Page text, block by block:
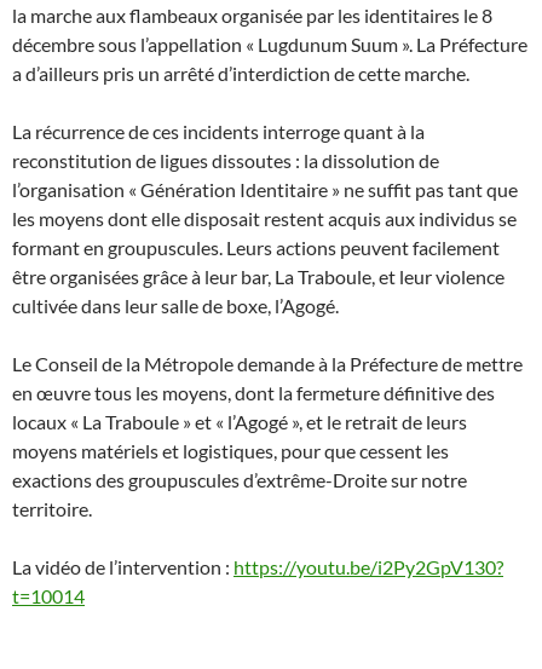
la marche aux flambeaux organisée par les identitaires le 8
décembre sous l’appellation « Lugdunum Suum ». La Préfecture
a d’ailleurs pris un arrêté d’interdiction de cette marche.
La récurrence de ces incidents interroge quant à la
reconstitution de ligues dissoutes : la dissolution de
l’organisation « Génération Identitaire » ne suffit pas tant que
les moyens dont elle disposait restent acquis aux individus se
formant en groupuscules. Leurs actions peuvent facilement
être organisées grâce à leur bar, La Traboule, et leur violence
cultivée dans leur salle de boxe, l’Agogé.
Le Conseil de la Métropole demande à la Préfecture de mettre
en œuvre tous les moyens, dont la fermeture définitive des
locaux « La Traboule » et « l’Agogé », et le retrait de leurs
moyens matériels et logistiques, pour que cessent les
exactions des groupuscules d’extrême-Droite sur notre
territoire.
La vidéo de l’intervention : https://youtu.be/i2Py2GpV130?
t=10014